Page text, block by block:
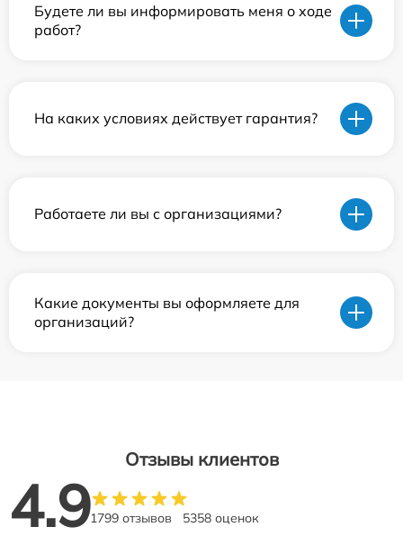
Будете ли вы информировать меня о ходе
работ?
На каких условиях действует гарантия?
Работаете ли вы с организациями?
Какие документы вы оформляете для
организаций?
Отзывы клиентов
4.91799 отзывов 5358 оценок